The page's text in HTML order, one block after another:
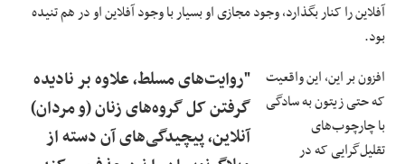
آفلاین را کنار بگذارد، وجود مجازی او بسیار با وجود آفلاین او در هم تنیده
بود.
"روایت‌های مسلط، علاوه بر نادیده
گرفتن کل گروه‌های زنان (و مردان)
آنلاین، پیچیدگی‌های آن دسته از
افزون بر این، این واقعیت
که حتی زیتون به سادگی
با چارچوب‌های
تقلیل‌گرایی که در